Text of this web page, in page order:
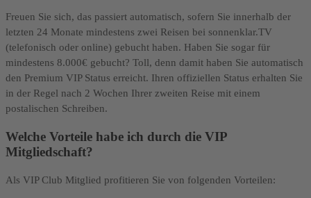
Freuen Sie sich, das passiert automatisch, sofern Sie innerhalb der
letzten 24 Monate mindestens zwei Reisen bei sonnenklar.TV
(telefonisch oder online) gebucht haben. Haben Sie sogar für
mindestens 8.000€ gebucht? Toll, denn damit haben Sie automatisch
den Premium VIP Status erreicht. Ihren offiziellen Status erhalten Sie
in der Regel nach 2 Wochen Ihrer zweiten Reise mit einem
postalischen Schreiben.
Welche Vorteile habe ich durch die VIP
Mitgliedschaft?
Als VIP Club Mitglied profitieren Sie von folgenden Vorteilen: